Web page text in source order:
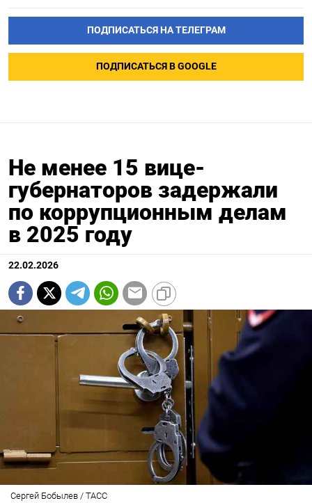
ПОДПИСАТЬСЯ НА ТЕЛЕГРАМ
ПОДПИСАТЬСЯ В GOOGLE
Не менее 15 вице-
губернаторов задержали
по коррупционным делам
в 2025 году
22.02.2026
Сергей Бобылев / ТАСС